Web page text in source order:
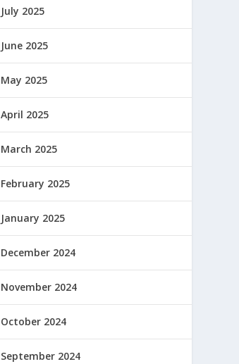
July 2025
June 2025
May 2025
April 2025
March 2025
February 2025
January 2025
December 2024
November 2024
October 2024
September 2024